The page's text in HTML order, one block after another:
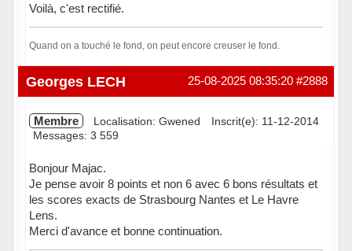
Voilà, c'est rectifié.
Quand on a touché le fond, on peut encore creuser le fond.
Hors ligne #2888
25-08-2025 08:35:20
Georges LECH
Membre Localisation: Gwened
Inscrit(e): 11-12-2014
Messages: 3 559
Bonjour Majac.
Je pense avoir 8 points et non 6 avec 6 bons résultats et
les scores exacts de Strasbourg Nantes et Le Havre
Lens.
Merci d'avance et bonne continuation.